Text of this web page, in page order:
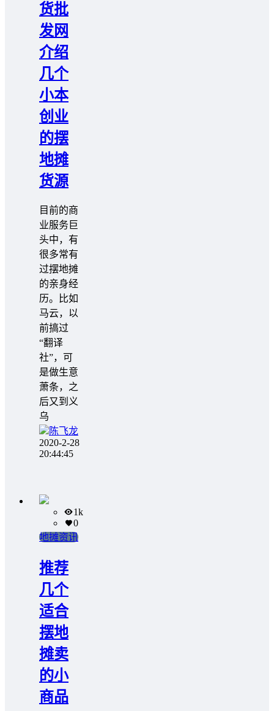
货批
发网
介绍
几个
小本
创业
的摆
地摊
货源
目前的商
业服务巨
头中，有
很多常有
过摆地摊
的亲身经
历。比如
马云，以
前搞过
“翻译
社”，可
是做生意
萧条，之
后又到义
乌
陈飞龙
2020-2-28
20:44:45
1k
0
地摊资讯
推荐
几个
适合
摆地
摊卖
的小
商品